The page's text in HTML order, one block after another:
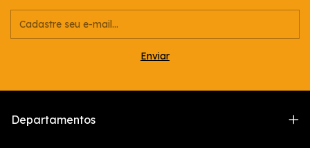
Departamentos